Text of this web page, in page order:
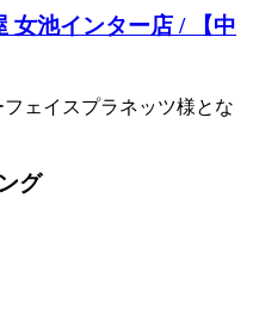
女池インター店 / 【中
ェイスプラネッツ様となり